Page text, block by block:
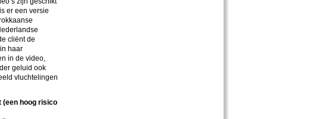
er een versie
cliënt de
haar
in de video,
geluid ook
vluchtelingen
(een hoog risico